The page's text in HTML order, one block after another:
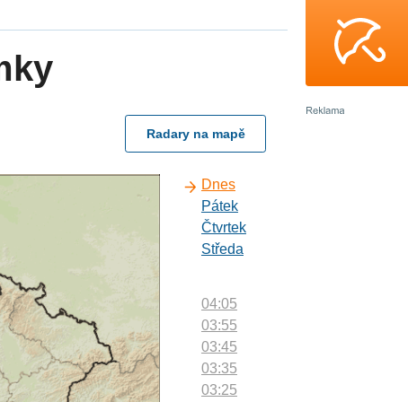
Radary na mapě
Dnes
Pátek
Čtvrtek
Středa
04:05
03:55
03:45
03:35
03:25